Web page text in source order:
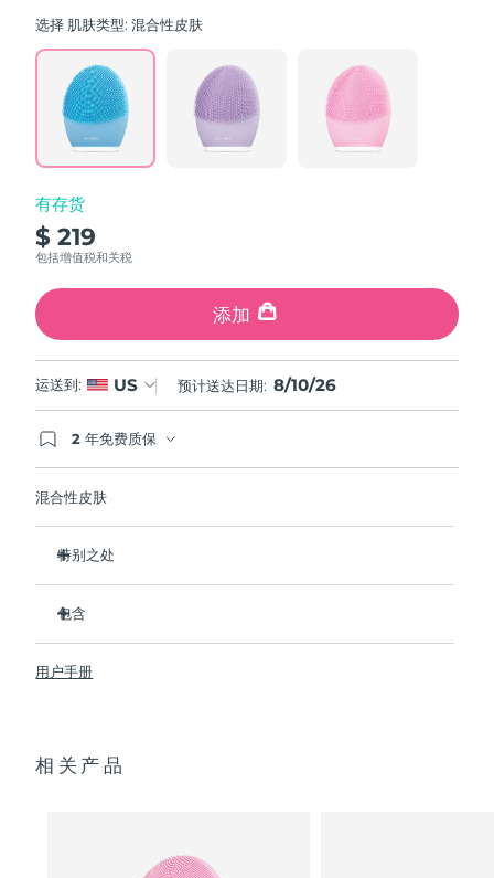
rating
Read
Reviews.
Same
page
link.
选择 肌肤类型:混合性皮肤
有存货
$ 219
包括增值税和关税
添加
运送到: US 预计送达日期: 8/10/26
2 年免费质保
混合性皮肤
特别之处
物。
清除毛孔深处的杂质，减少爆痘的可能。
抚平细纹，帮助放松面部肌肉紧张点。
16档强度，符合人体工程学的轻质设计，智能app护肤。
包含
USB 充电线
通用操作指南
用户手册
相关产品